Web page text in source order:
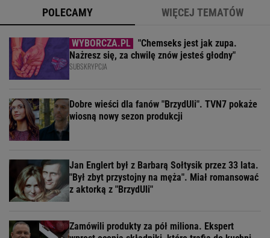
POLECAMY WIĘCEJ TEMATÓW
"Chemseks jest jak zupa.
Nażresz się, za chwilę znów jesteś głodny"
SUBSKRYPCJA
Dobre wieści dla fanów "BrzydUli". TVN7 pokaże
wiosną nowy sezon produkcji
Jan Englert był z Barbarą Sołtysik przez 33 lata.
"Był zbyt przystojny na męża". Miał romansować
z aktorką z "BrzydUli"
Zamówili produkty za pół miliona. Ekspert